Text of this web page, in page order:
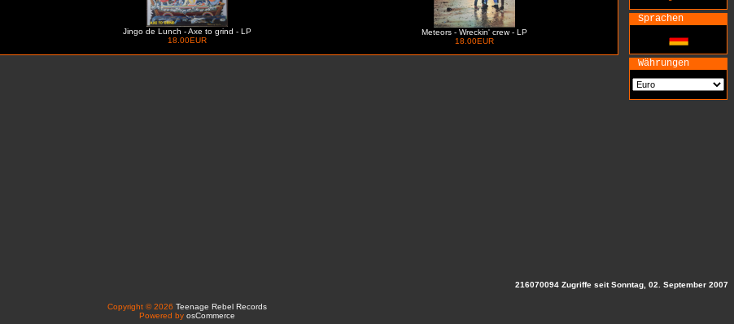
Jingo de Lunch - Axe to grind - LP
18.00EUR
Meteors - Wreckin' crew - LP
18.00EUR
Sprachen
Währungen
216070094 Zugriffe seit Sonntag, 02. September 2007
Copyright © 2026 Teenage Rebel Records
Powered by osCommerce